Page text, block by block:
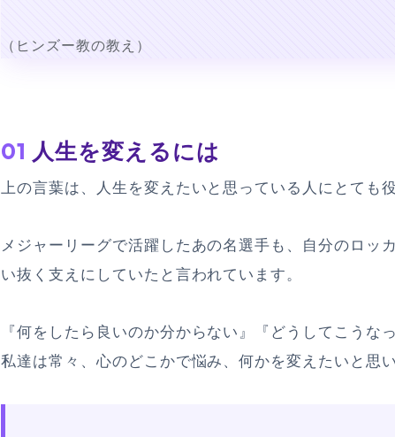
（ヒンズー教の教え）
01 人生を変えるには
上の言葉は、人生を変えたいと思っている人にとても
メジャーリーグで活躍したあの名選手も、自分のロッ
い抜く支えにしていたと言われています。
『何をしたら良いのか分からない』『どうしてこうな
私達は常々、心のどこかで悩み、何かを変えたいと思